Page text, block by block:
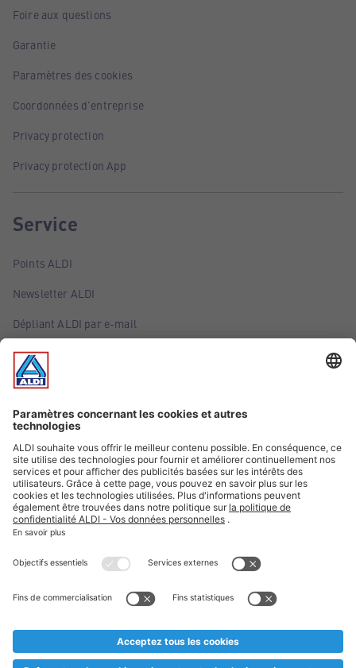
Foire aux questions
Garantie
Paramètres des cookies
Coordonnées d'entreprise
Privacy protection
Privacy protection App
Service
Points ALDI
Newsletter ALDI
Dépliant ALDI par e-mail
Offres
Infos essentielles
Suivez ALDI Belgique
Textes marqués d'un astérisque et mentions légales
* Nous vendons ces articles temporairement et jusqu'à
au cas où, malgré le planning bien étudié, nous serions
prématurément en rupture de stock. Prix Recupel et TVA incl.
** Sur ce site, l’utilisation de la forme masculine a été adoptée